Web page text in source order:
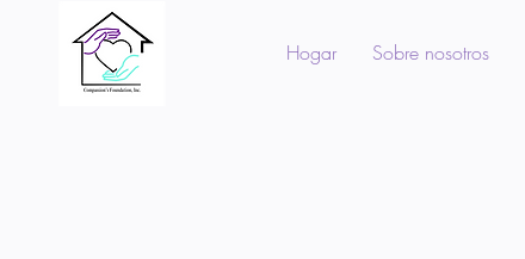
Hogar Sobre nosotros